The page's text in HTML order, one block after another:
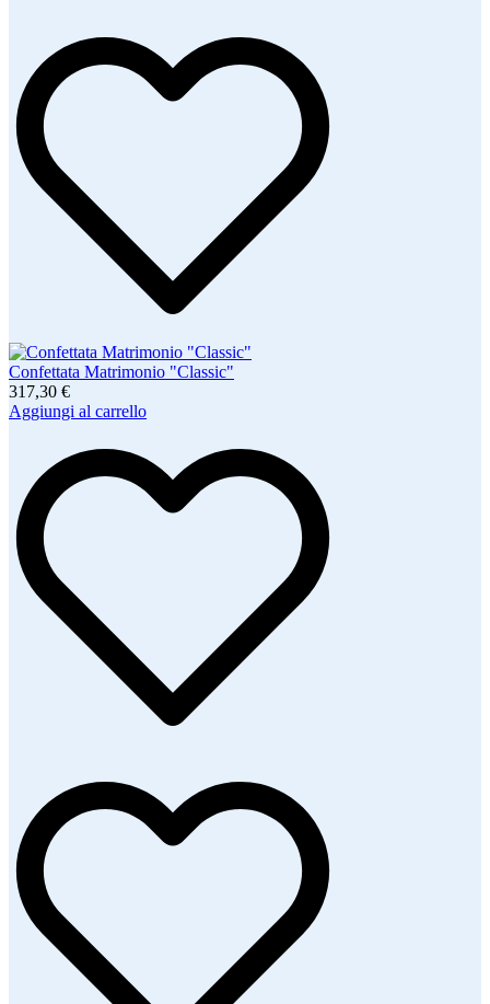
Confettata Matrimonio "Classic"
317,30 €
Aggiungi al carrello